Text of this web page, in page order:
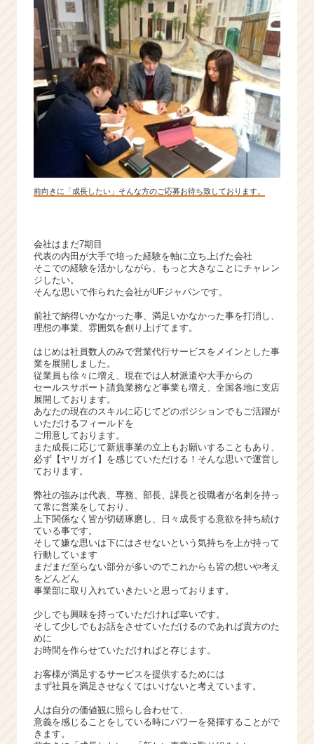
み
に
ア
リ。
|
ベ
ン
チ
ャ
ー・
成
長
業
カ
ウ
が
届
く
活
イ
チ
ア
キ
ャ
ア
（C
h
e
r
a
r
e
r）
前向きに「成長したい」そんな方のご応募お待ち致しております。
会社はまだ7期目
代表の内田が大手で培った経験を軸に立ち上げた会社
そこでの経験を活かしながら、もっと大きなことにチャレン
ジしたい。
そんな思いで作られた会社がUFジャパンです。
前社で納得いかなかった事、満足いかなかった事を打消し、
理想の事業、雰囲気を創り上げてます。
はじめは社員数人のみで営業代行サービスをメインとした事
業を展開しました。
従業員も徐々に増え、現在では人材派遣や大手からの
セールスサポート請負業務など事業も増え、全国各地に支店
展開しております。
あなたの現在のスキルに応じてどのポジションでもご活躍が
いただけるフィールドを
ご用意しております。
また成長に応じて新規事業の立上もお願いすることもあり、
必ず【ヤリガイ】を感じていただける！そんな思いで運営し
ております。
弊社の強みは代表、専務、部長、課長と役職者が名刺を持っ
て常に営業をしており、
上下関係なく皆が切磋琢磨し、日々成長する意欲を持ち続け
ている事です。
そして嫌な思いは下にはさせないという気持ちを上が持って
行動しています
まだまだ至らない部分が多いのでこれからも皆の想いや考え
をどんどん
事業部に取り入れていきたいと思っております。
少しでも興味を持っていただければ幸いです。
そして少しでもお話をさせていただけるのであれば貴方のた
めに
お時間を作らせていただければと存じます。
お客様が満足するサービスを提供するためには
まず社員を満足させなくてはいけないと考えています。
人は自分の価値観に照らし合わせて、
意義を感じることをしている時にパワーを発揮することがで
きます。